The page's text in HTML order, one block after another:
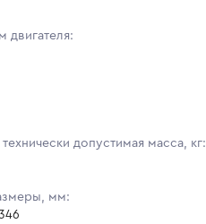
двигателя:
допустимая масса, кг:
мм: